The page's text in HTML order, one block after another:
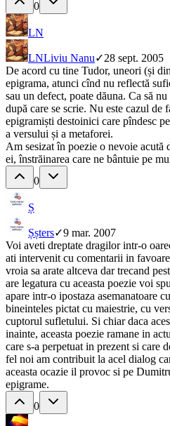
0
LN
LNLiviu Nanu✓28 sept. 2005
De acord cu tine Tudor, uneori (și
epigrama, atunci cînd nu reflectă
sau un defect, poate dăuna. Ca să
după care se scrie. Nu este cazul de
epigramiști destoinici care pîndesc
a versului și a metaforei.
Am sesizat în poezie o nevoie acută
ei, înstrăinarea care ne bântuie pe
0
Ș
Șșters✓9 mar. 2007
Voi aveti dreptate dragilor intr-o
ati intervenit cu comentarii in
vroia sa arate altceva dar trecand
are legatura cu aceasta poezie voi
apare intr-o ipostaza asemanatoare
bineinteles pictat cu maiestrie, cu
cuptorul sufletului. Si chiar daca
inainte, aceasta poezie ramane in
care s-a perpetuat in prezent si care
fel noi am contribuit la acel dialog
aceasta ocazie il provoc si pe
epigrame.
0